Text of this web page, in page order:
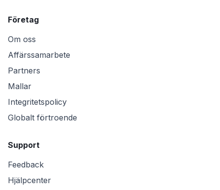
Företag
Om oss
Affärssamarbete
Partners
Mallar
Integritetspolicy
Globalt förtroende
Support
Feedback
Hjälpcenter